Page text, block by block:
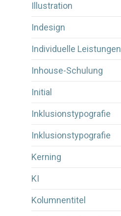
Illustration
Indesign
Individuelle Leistungen
Inhouse-Schulung
Initial
Inklusionstypografie
Inklusionstypografie
Kerning
KI
Kolumnentitel